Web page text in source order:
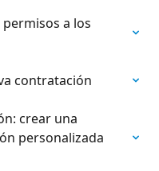
a los
contratación
crear una
personalizada